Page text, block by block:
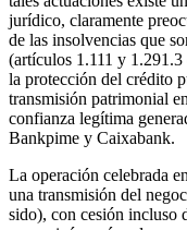
jurídico, claramente
de las insolvencias que
(artículos 1.111 y
la protección del crédito
transmisión patrimonial
confianza legítima
Bankpime y Caixabank.
La operación celebrada
una transmisión del
sido), con cesión incluso